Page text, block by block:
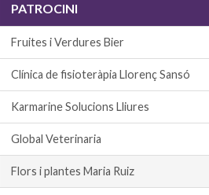
PATROCINI
Fruites i Verdures Bier
Clínica de fisioteràpia Llorenç Sansó
Karmarine Solucions Lliures
Global Veterinaria
Flors i plantes Maria Ruiz